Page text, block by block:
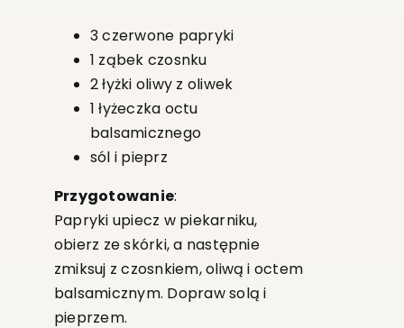
3 czerwone papryki
1 ząbek czosnku
2 łyżki oliwy z oliwek
1 łyżeczka octu
balsamicznego
sól i pieprz
Przygotowanie:
Papryki upiecz w piekarniku,
obierz ze skórki, a następnie
zmiksuj z czosnkiem, oliwą i octem
balsamicznym. Dopraw solą i
pieprzem.